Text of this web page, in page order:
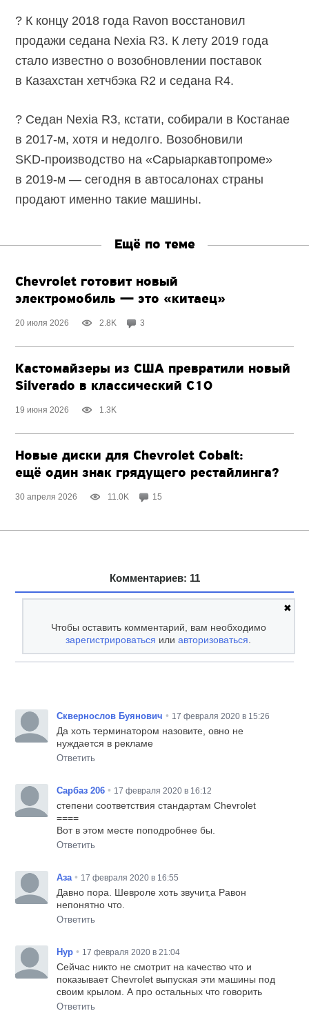
? К концу 2018 года Ravon восстановил
продажи седана Nexia R3. К лету 2019 года
стало известно о возобновлении поставок
в Казахстан хетчбэка R2 и седана R4.
? Седан Nexia R3, кстати, собирали в Костанае
в 2017-м, хотя и недолго. Возобновили
SKD-производство на «Сарыаркавтопроме»
в 2019-м — сегодня в автосалонах страны
продают именно такие машины.
Ещё по теме
Chevrolet готовит новый
электромобиль — это «китаец»
20 июля 2026 2.8K 3
Кастомайзеры из США превратили новый
Silverado в классический C10
19 июня 2026 1.3K
Новые диски для Chevrolet Cobalt:
ещё один знак грядущего рестайлинга?
30 апреля 2026 11.0K 15
Комментариев: 11
✖
Чтобы оставить комментарий, вам необходимо
зарегистрироваться илиавторизоваться
Сквернослов Буянович • 17 февраля 2020 в 15:26
Да хоть терминатором назовите, овно не
нуждается в рекламе
Ответить
Сарбаз 206 • 17 февраля 2020 в 16:12
степени соответствия стандартам Chevrolet
====
Вот в этом месте поподробнее бы.
Ответить
Аза • 17 февраля 2020 в 16:55
Давно пора. Шевроле хоть звучит,а Равон
непонятно что.
Ответить
Нур • 17 февраля 2020 в 21:04
Сейчас никто не смотрит на качество что и
показывает Chevrolet выпуская эти машины под
своим крылом. А про остальных что говорить
Ответить